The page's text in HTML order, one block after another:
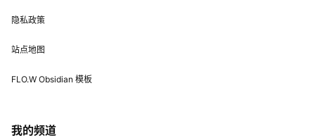
隐私政策
站点地图
FLO.W Obsidian 模板
我的频道